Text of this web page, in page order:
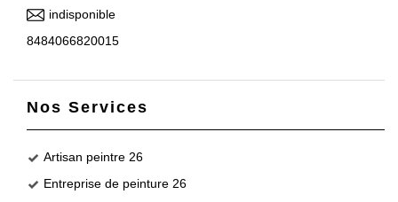
indisponible
8484066820015
Nos Services
Artisan peintre 26
Entreprise de peinture 26